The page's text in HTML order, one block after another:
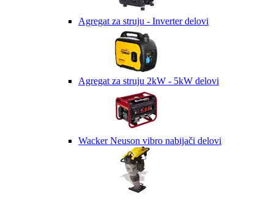
Agregat za struju - Inverter delovi
Agregat za struju 2kW - 5kW delovi
Wacker Neuson vibro nabijači delovi